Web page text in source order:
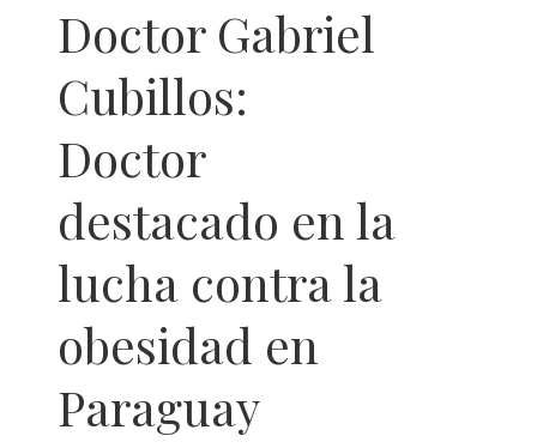
Doctor Gabriel
Cubillos:
Doctor
destacado en la
lucha contra la
obesidad en
Paraguay